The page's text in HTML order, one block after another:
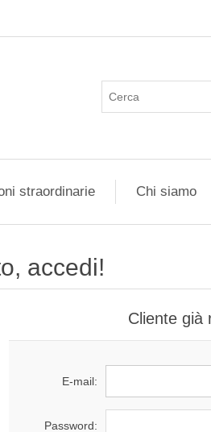
straordinarie Chi siamo
accedi!
Cliente già
E-mail:
Password: